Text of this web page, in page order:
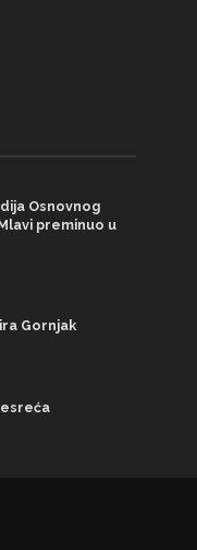
Osnovnog
preminuo u
Gornjak